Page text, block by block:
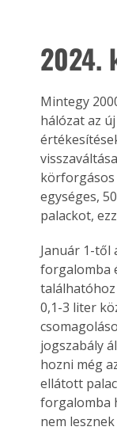
2024.
Mintegy
hálózat az
körforgásos
egységes,
palackot,
Január 1-től
forgalomba
0,1-3 liter
jogszabály
hozni még
ellátott
forgalomba
nem